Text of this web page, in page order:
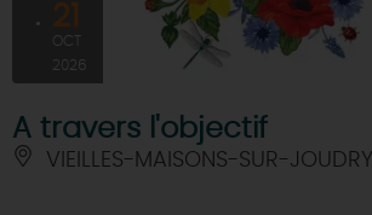
21
2026
A travers l'objectif
VIEILLES-MAISONS-SUR-JOUDRY